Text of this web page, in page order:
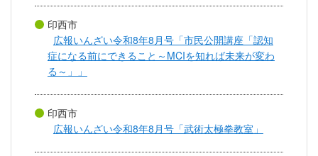
印西市
広報いんざい令和8年8月号「市民公開講座「認知
症になる前にできること～MCIを知れば未来が変わ
る～」」
印西市
広報いんざい令和8年8月号「武術太極拳教室」